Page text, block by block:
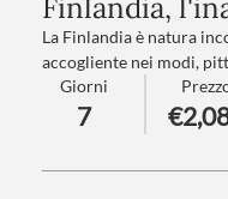
Finlandia,
La Finlandia è natura
accogliente nei modi,
dalla fretta. Un
per il pianeta.
Numero partecipanti:
Giorni
7